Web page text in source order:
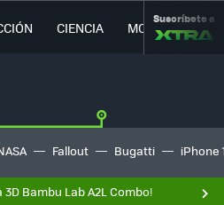
CIENCIA MOVILIDAD
Suscríbete a
Fallout Bugatti iPhone
Bambu Lab A2L Combo!